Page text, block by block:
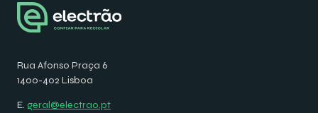
Rua Afonso Praça 6
1400-402 Lisboa
E. geral@electrao.pt